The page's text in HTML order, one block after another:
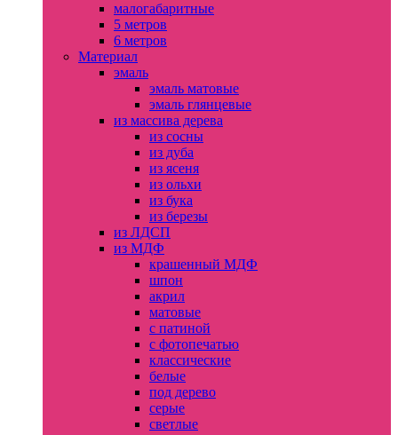
малогабаритные
5 метров
6 метров
Материал
эмаль
эмаль матовые
эмаль глянцевые
из массива дерева
из сосны
из дуба
из ясеня
из ольхи
из бука
из березы
из ЛДСП
из МДФ
крашенный МДФ
шпон
акрил
матовые
с патиной
с фотопечатью
классические
белые
под дерево
серые
светлые